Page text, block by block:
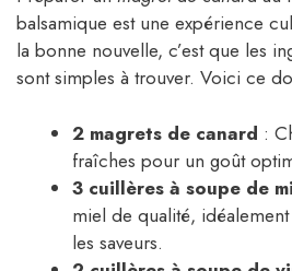
balsamique est une expérience
la bonne nouvelle, c’est que les
sont simples à trouver. Voici ce
2 magrets de canard :
fraîches pour un goût
3 cuillères à soupe de
miel de qualité,
les saveurs.